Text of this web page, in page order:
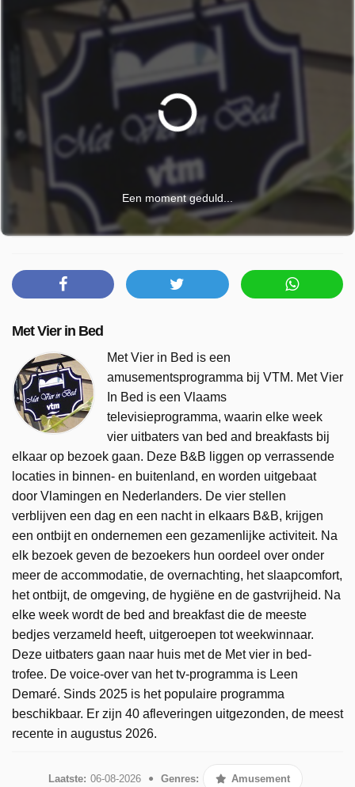
Een moment geduld...
Met Vier in Bed
Met Vier in Bed is een
amusementsprogramma bij VTM. Met Vier
In Bed is een Vlaams
televisieprogramma, waarin elke week
vier uitbaters van bed and breakfasts bij
elkaar op bezoek gaan. Deze B&B liggen op verrassende
locaties in binnen- en buitenland, en worden uitgebaat
door Vlamingen en Nederlanders. De vier stellen
verblijven een dag en een nacht in elkaars B&B, krijgen
een ontbijt en ondernemen een gezamenlijke activiteit. Na
elk bezoek geven de bezoekers hun oordeel over onder
meer de accommodatie, de overnachting, het slaapcomfort,
het ontbijt, de omgeving, de hygiëne en de gastvrijheid. Na
elke week wordt de bed and breakfast die de meeste
bedjes verzameld heeft, uitgeroepen tot weekwinnaar.
Deze uitbaters gaan naar huis met de Met vier in bed-
trofee. De voice-over van het tv-programma is Leen
Demaré. Sinds 2025 is het populaire programma
beschikbaar. Er zijn 40 afleveringen uitgezonden, de meest
recente in augustus 2026.
Laatste: 06-08-2026 Genres: Amusement